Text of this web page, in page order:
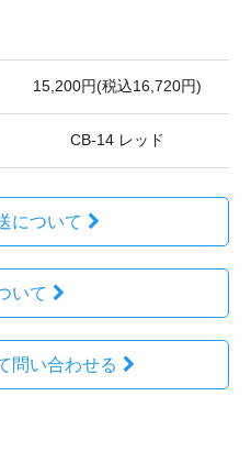
15,200円(税込16,720円)
CB-14 レッド
について
いて
問い合わせる